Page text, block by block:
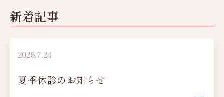
新着記事
2026.7.24
夏季休診のお知らせ